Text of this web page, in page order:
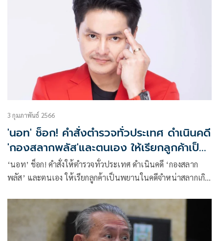
3 กุมภาพันธ์ 2566
'นอท' ช็อก! คำสั่งตำรวจทั่วประเทศ ดำเนินคดี
'กองสลากพลัส'และตนเอง ให้เรียกลูกค้าเป็น
พยาน
‘นอท’ ช็อก! คำสั่งให้ตำรวจทั่วประเทศ ดำเนินคดี ‘กองสลาก
พลัส’ และตนเอง ให้เรียกลูกค้าเป็นพยานในคดีจำหน่าสลากเกิน
ลำบากมากถ้าต้องเดินทางทั่วประเทศ